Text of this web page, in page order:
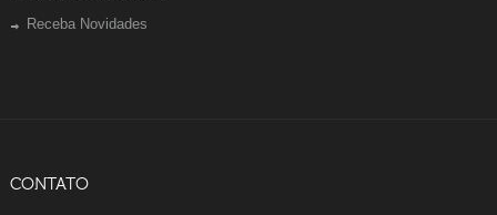
Receba Novidades
CONTATO